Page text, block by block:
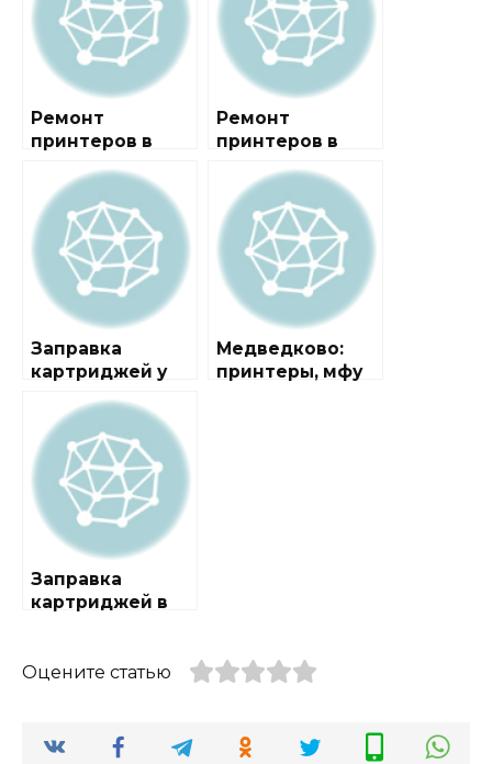
Ремонт
принтеров в
Северное
Медведково
Ремонт
принтеров в
Медведково
Заправка
картриджей у
Медведково
Медведково:
принтеры, мфу
Заправка
картриджей в
Оцените статью